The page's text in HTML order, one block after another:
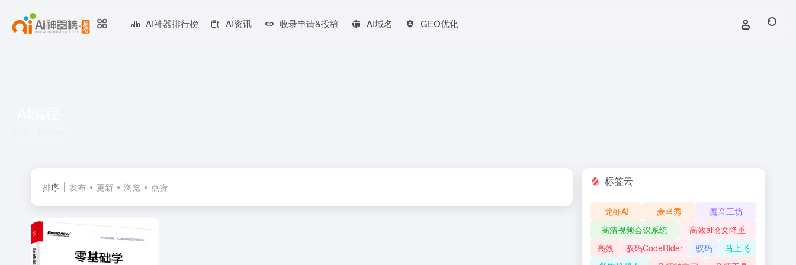
AI神器排行榜 AI资讯 收录申请&投稿 AI域名 GEO优化
排序 发布 更新 浏览 点赞 标签云
龙虾AI 麦当秀
魔音工坊
高清视频会议系统
高效ai论文降重
高效
驭码CodeRider 驭码
马上飞